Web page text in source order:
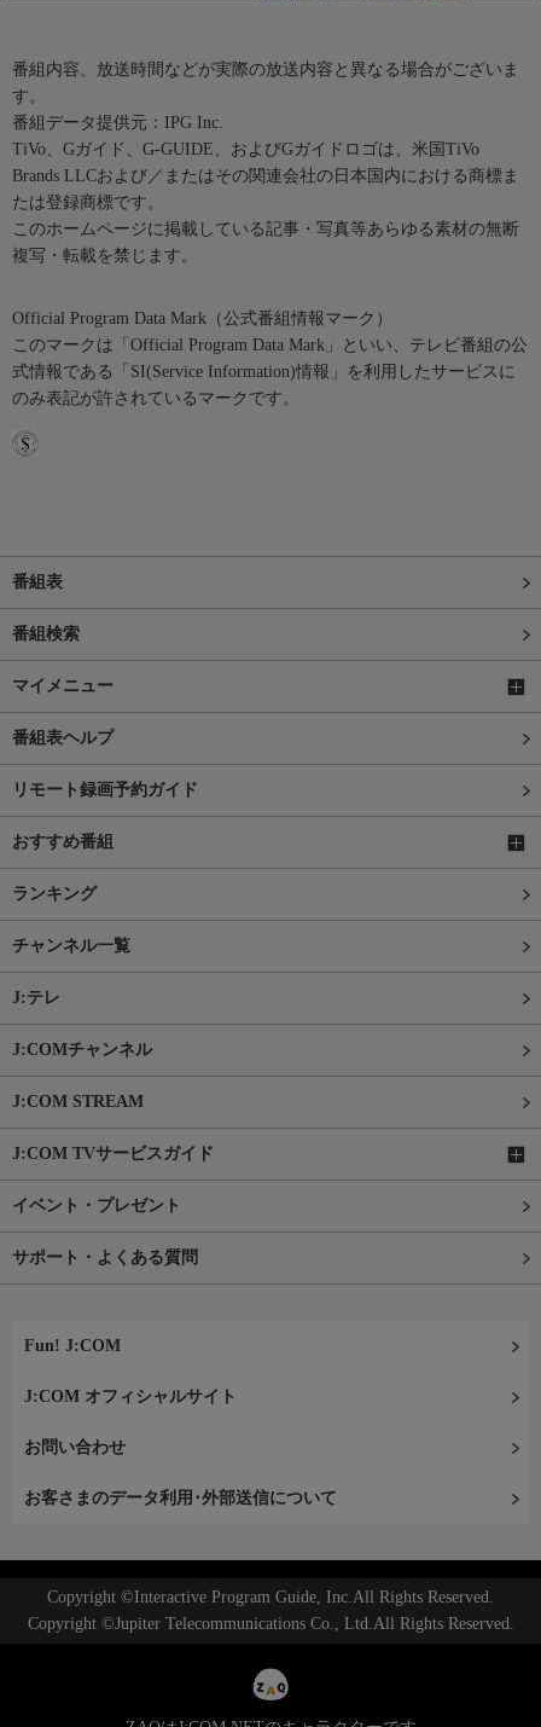
番組内容、放送時間などが実際の放送内容と異なる場合がございま
す。
番組データ提供元：IPG Inc.
TiVo、Gガイド、G-GUIDE、およびGガイドロゴは、米国TiVo
Brands LLCおよび／またはその関連会社の日本国内における商標ま
たは登録商標です。
このホームページに掲載している記事・写真等あらゆる素材の無断
複写・転載を禁じます。
Official Program Data Mark（公式番組情報マーク）
このマークは「Official Program Data Mark」といい、テレビ番組の公
式情報である「SI(Service Information)情報」を利用したサービスに
のみ表記が許されているマークです。
番組表
番組検索
マイメニュー
番組表ヘルプ
リモート録画予約ガイド
おすすめ番組
ランキング
チャンネル一覧
J:テレ
J:COMチャンネル
J:COM STREAM
J:COM TVサービスガイド
イベント・プレゼント
サポート・よくある質問
Fun! J:COM
J:COM オフィシャルサイト
お問い合わせ
お客さまのデータ利用･外部送信について
Copyright ©Interactive Program Guide, Inc.All Rights Reserved.
Copyright ©Jupiter Telecommunications Co., Ltd.All Rights Reserved.